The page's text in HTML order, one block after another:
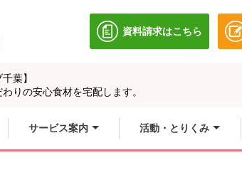
のウィンドウで開きます。
資料請求はこちら
別のウィンドウで開
葉】
りの安心食材を宅配します。
サービス案内 活動・とりくみ